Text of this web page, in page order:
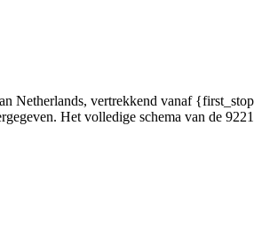
Netherlands, vertrekkend vanaf
Het volledige schema van de